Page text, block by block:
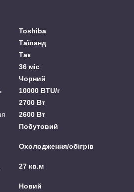
Toshiba
Таїланд
Так
36 міс
Чорний
10000 BTU/г
2700 Вт
2600 Вт
Побутовий
Охолодження/обігрів
27 кв.м
Новий